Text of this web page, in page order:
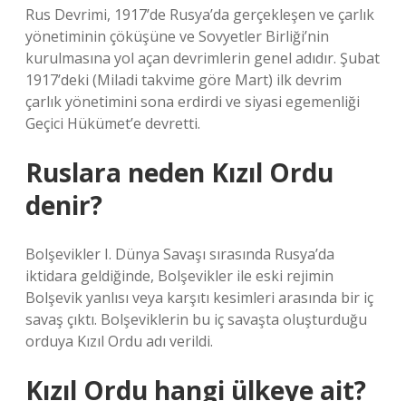
Rus Devrimi, 1917’de Rusya’da gerçekleşen ve çarlık
yönetiminin çöküşüne ve Sovyetler Birliği’nin
kurulmasına yol açan devrimlerin genel adıdır. Şubat
1917’deki (Miladi takvime göre Mart) ilk devrim
çarlık yönetimini sona erdirdi ve siyasi egemenliği
Geçici Hükümet’e devretti.
Ruslara neden Kızıl Ordu
denir?
Bolşevikler I. Dünya Savaşı sırasında Rusya’da
iktidara geldiğinde, Bolşevikler ile eski rejimin
Bolşevik yanlısı veya karşıtı kesimleri arasında bir iç
savaş çıktı. Bolşeviklerin bu iç savaşta oluşturduğu
orduya Kızıl Ordu adı verildi.
Kızıl Ordu hangi ülkeye ait?